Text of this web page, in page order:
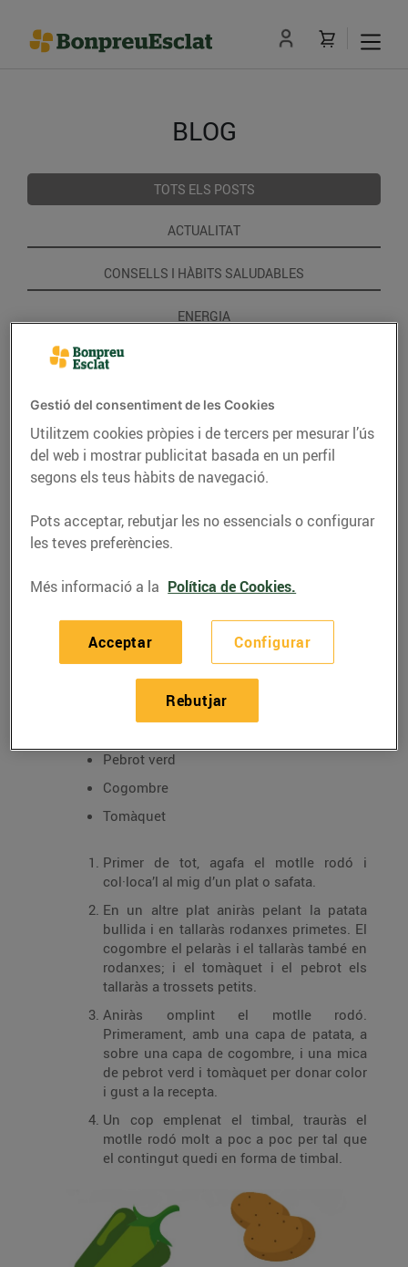
BLOG
TOTS ELS POSTS
ACTUALITAT
CONSELLS I HÀBITS SALUDABLES
ENERGIA
GASTRONOMIA I TRADICIONS
RECEPTES
RECEPTES
Recepta de timbal de
30/de març/2020
Ingredients per a la recepta de timbal de patata:
Pebrot verd
Cogombre
Tomàquet
Primer de tot, agafa el motlle rodó i
col·loca’l al mig d’un plat o safata.
En un altre plat aniràs pelant la patata
bullida i en tallaràs rodanxes primetes. El
cogombre el pelaràs i el tallaràs també en
rodanxes; i el tomàquet i el pebrot els
tallaràs a trossets petits.
Aniràs omplint el motlle rodó.
Primerament, amb una capa de patata, a
sobre una capa de cogombre, i una mica
de pebrot verd i tomàquet per donar color
i gust a la recepta.
Un cop emplenat el timbal, trauràs el
motlle rodó molt a poc a poc per tal que
el contingut quedi en forma de timbal.
Gestió del consentiment de les Cookies
Utilitzem cookies pròpies i de tercers per mesurar l’ús
del web i mostrar publicitat basada en un perfil
segons els teus hàbits de navegació.
Pots acceptar, rebutjar les no essencials o configurar
les teves preferències.
Més informació a la Política de Cookies.
Configurar
Rebutjar
Acceptar